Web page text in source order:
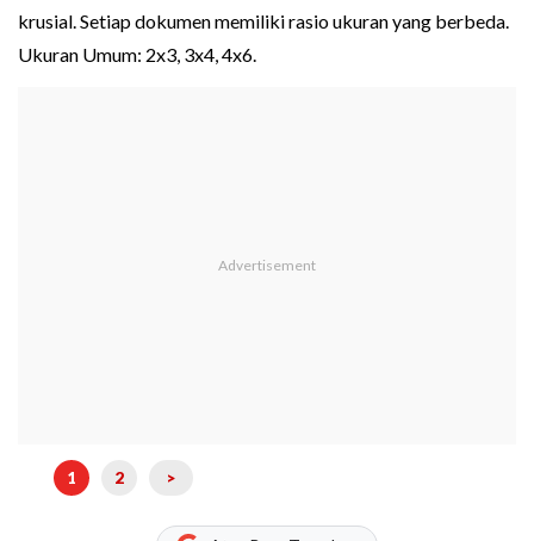
krusial. Setiap dokumen memiliki rasio ukuran yang berbeda.
Ukuran Umum: 2x3, 3x4, 4x6.
1 2 >